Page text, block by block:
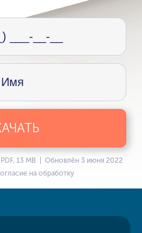
13 MB | Обновлён 3 июня 2022
на обработку